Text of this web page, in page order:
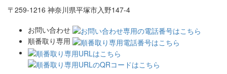
〒259-1216 神奈川県平塚市入野147-4
お問い合わせ
順番取り専用